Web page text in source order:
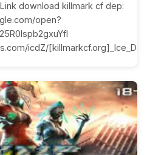
download killmark cf dep:
open?
icdZ/